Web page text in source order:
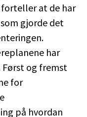
at de har
gjorde det
har
og fremst
for
på hvordan